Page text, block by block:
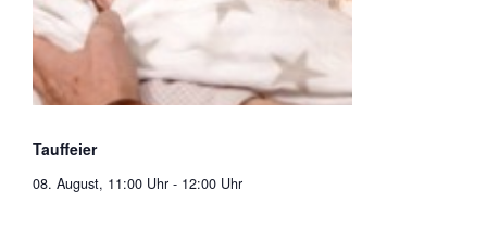
Tauffeier
08. August, 11:00 Uhr - 12:00 Uhr